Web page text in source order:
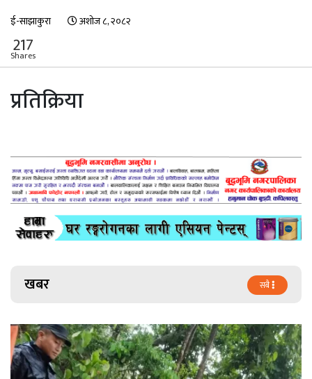
ई-साझाकुरा अशोज ८, २०८२
217
Shares
प्रतिक्रिया
खबर सबै